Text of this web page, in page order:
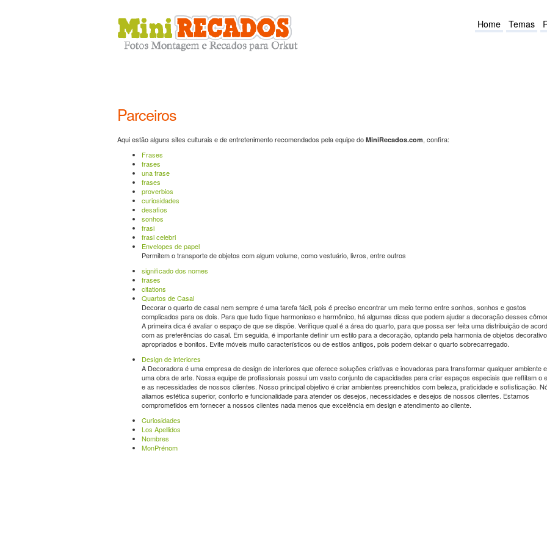
Home Temas
Parceiros
Aqui estão alguns sites culturais e de entretenimento recomendados pela equipe do MiniRecados.com, confira:
Frases
frases
una frase
frases
proverbios
curiosidades
desafios
sonhos
frasi
frasi celebri
Envelopes de papel
Permitem o transporte de objetos com algum volume, como vestuário, livros, entre outros
significado dos nomes
frases
citations
Quartos de Casal
Decorar o quarto de casal nem sempre é uma tarefa fácil, pois é preciso encontrar um meio termo entre sonhos, sonhos e gostos
complicados para os dois. Para que tudo fique harmonioso e harmônico, há algumas dicas que podem ajudar a decoração desses
A primeira dica é avaliar o espaço de que se dispõe. Verifique qual é a área do quarto, para que possa ser feita uma distribuição de
com as preferências do casal. Em seguida, é importante definir um estilo para a decoração, optando pela harmonia de objetos
apropriados e bonitos. Evite móveis muito característicos ou de estilos antigos, pois podem deixar o quarto sobrecarregado.
Design de interiores
A Decoradora é uma empresa de design de interiores que oferece soluções criativas e inovadoras para transformar qualquer ambiente
uma obra de arte. Nossa equipe de profissionais possui um vasto conjunto de capacidades para criar espaços especiais que reflitam o
e as necessidades de nossos clientes. Nosso principal objetivo é criar ambientes preenchidos com beleza, praticidade e sofisticação.
aliamos estética superior, conforto e funcionalidade para atender os desejos, necessidades e desejos de nossos clientes. Estamos
comprometidos em fornecer a nossos clientes nada menos que excelência em design e atendimento ao cliente.
Curiosidades
Los Apellidos
Nombres
MonPrénom